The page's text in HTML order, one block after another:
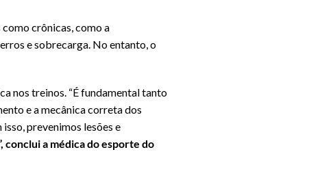
crônicas, como a
e sobrecarga. No entanto, o
nos treinos. “É fundamental tanto
e a mecânica correta dos
prevenimos lesões e
conclui a médica do esporte do